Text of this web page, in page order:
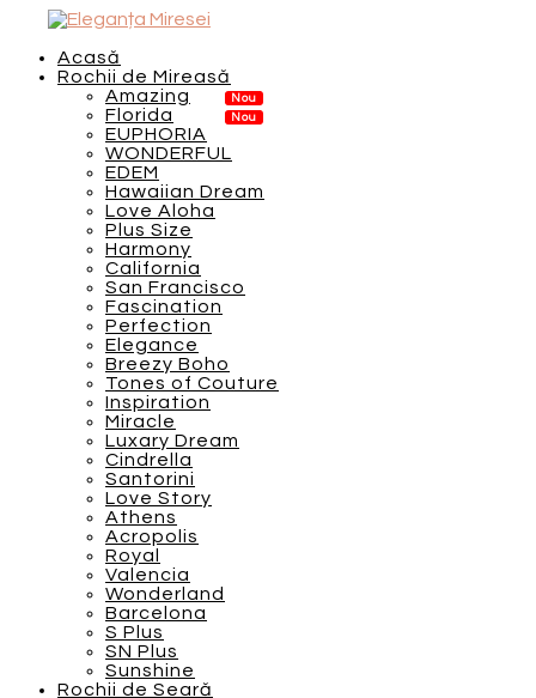
Acasă
Rochii de Mireasă
Amazing
Florida
EUPHORIA
WONDERFUL
EDEM
Hawaiian Dream
Love Aloha
Plus Size
Harmony
California
San Francisco
Fascination
Perfection
Elegance
Breezy Boho
Tones of Couture
Inspiration
Miracle
Luxary Dream
Cindrella
Santorini
Love Story
Athens
Acropolis
Royal
Valencia
Wonderland
Barcelona
S Plus
SN Plus
Sunshine
Rochii de Seară